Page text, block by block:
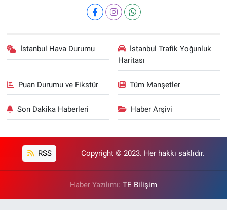
İstanbul Hava Durumu
İstanbul Trafik Yoğunluk
Haritası
Puan Durumu ve Fikstür Tüm Manşetler
Son Dakika Haberleri Haber Arşivi
RSS Copyright © 2023. Her hakkı saklıdır.
Haber Yazılımı: TE Bilişim